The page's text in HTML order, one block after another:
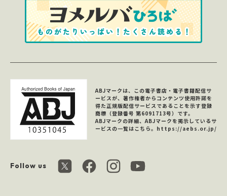
Follow us
ABJマークは、この電子書店・電子書籍配信サ
ービスが、著作権者からコンテンツ使用許諾を
得た正規版配信サービスであることを示す登録
商標（登録番号 第6091713号）です。
ABJマークの詳細、ABJマークを掲示しているサ
ービスの一覧はこちら。 https://aebs.or.jp/